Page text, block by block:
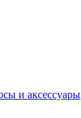
и аксессуары